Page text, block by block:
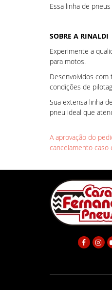
Essa linha de
SOBRE A RINALDI
Experimente a
para motos.
Desenvolvidos
condições de
Sua extensa linha
pneu ideal que
A aprovação do
cancelamento caso